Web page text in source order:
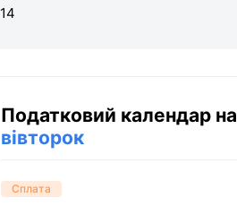
14
Податковий календар на
вівторок
Сплата